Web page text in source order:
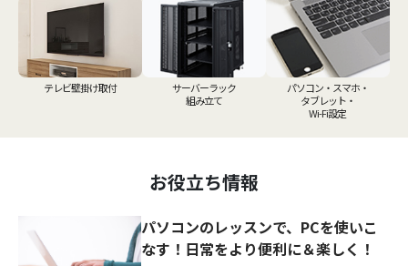
テレビ壁掛け取付
サーバーラック
組み立て
パソコン・スマホ・
タブレット・
Wi-Fi設定
お役立ち情報
パソコンのレッスンで、PCを使いこ
なす！日常をより便利に＆楽しく！